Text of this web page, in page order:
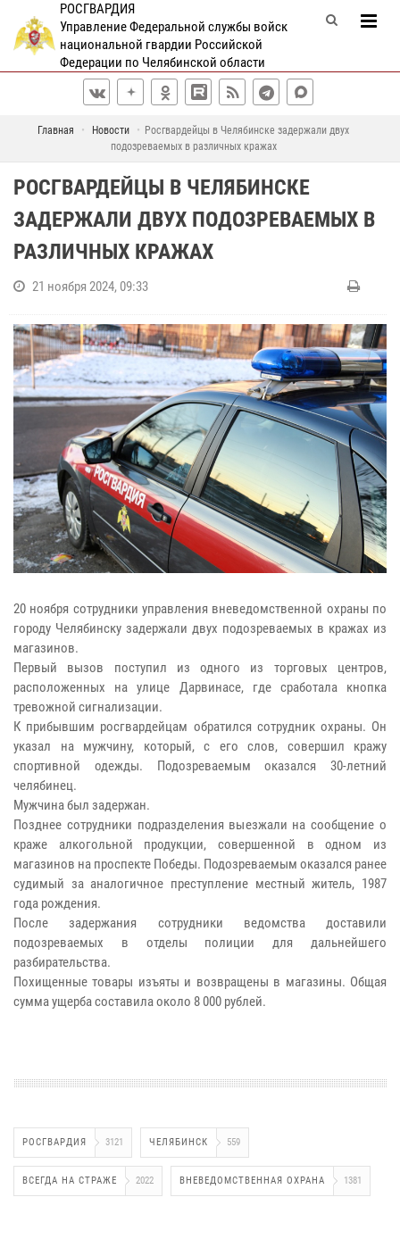
РОСГВАРДИЯ
Управление Федеральной службы войск
национальной гвардии Российской
Федерации по Челябинской области
Главная Новости
Росгвардейцы в Челябинске задержали двух
подозреваемых в различных кражах
РОСГВАРДЕЙЦЫ В ЧЕЛЯБИНСКЕ
ЗАДЕРЖАЛИ ДВУХ ПОДОЗРЕВАЕМЫХ В
РАЗЛИЧНЫХ КРАЖАХ
21 ноября 2024, 09:33
20 ноября сотрудники управления вневедомственной охраны по
городу Челябинску задержали двух подозреваемых в кражах из
магазинов.
Первый вызов поступил из одного из торговых центров,
расположенных на улице Дарвинасе, где сработала кнопка
тревожной сигнализации.
К прибывшим росгвардейцам обратился сотрудник охраны. Он
указал на мужчину, который, с его слов, совершил кражу
спортивной одежды. Подозреваемым оказался 30-летний
челябинец.
Мужчина был задержан.
Позднее сотрудники подразделения выезжали на сообщение о
краже алкогольной продукции, совершенной в одном из
магазинов на проспекте Победы. Подозреваемым оказался ранее
судимый за аналогичное преступление местный житель, 1987
года рождения.
После задержания сотрудники ведомства доставили
подозреваемых в отделы полиции для дальнейшего
разбирательства.
Похищенные товары изъяты и возвращены в магазины. Общая
сумма ущерба составила около 8 000 рублей.
РОСГВАРДИЯ 3121 ЧЕЛЯБИНСК 559
ВСЕГДА НА СТРАЖЕ 2022 ВНЕВЕДОМСТВЕННАЯ ОХРАНА 1381